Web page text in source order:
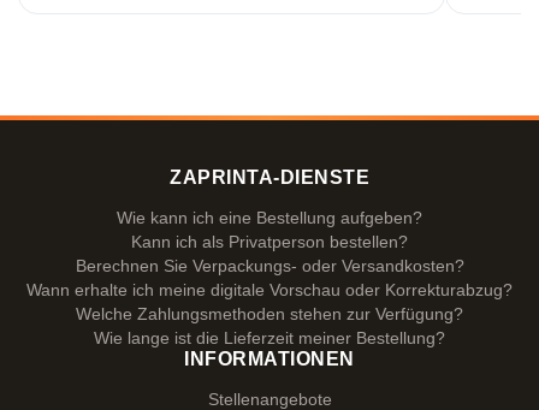
ZAPRINTA-DIENSTE
Wie kann ich eine Bestellung aufgeben?
Kann ich als Privatperson bestellen?
Berechnen Sie Verpackungs- oder Versandkosten?
Wann erhalte ich meine digitale Vorschau oder Korrekturabzug?
Welche Zahlungsmethoden stehen zur Verfügung?
Wie lange ist die Lieferzeit meiner Bestellung?
INFORMATIONEN
Stellenangebote